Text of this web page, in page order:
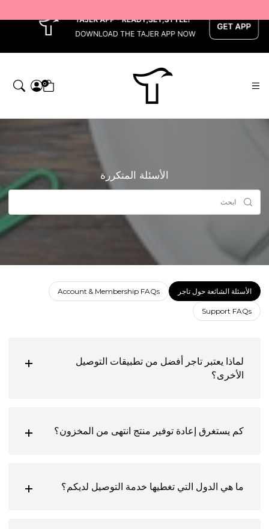
0
الأسئلة المتكررة
الأسئلة الشائعة حول تاجر Account & Membership FAQs
Support FAQs
لماذا يعتبر تاجر أفضل من تطبيقات التوصيل
الأخرى؟
كم يستغرق إعادة توفير منتج انتهى من المخزون؟
ما هي الدول التي تغطيها خدمة التوصيل لديكم؟